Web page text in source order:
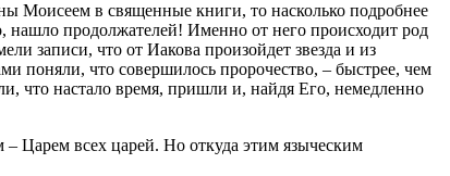
Моисеем в священные книги, то насколько подробнее
продолжателей! Именно от него происходит род
записи, что от Иакова произойдет звезда и из
поняли, что совершилось пророчество, – быстрее, чем
что настало время, пришли и, найдя Его, немедленно
Царем всех царей. Но откуда этим языческим